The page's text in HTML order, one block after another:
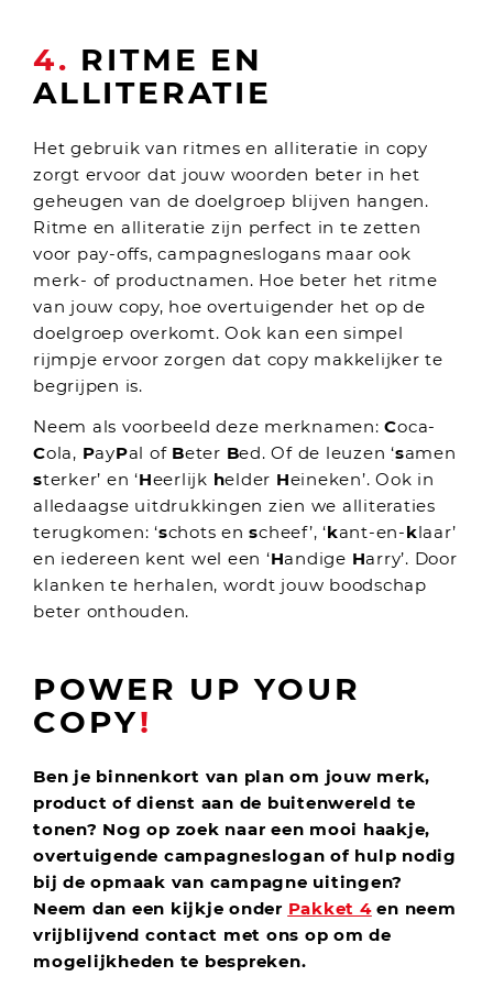
4. RITME EN
ALLITERATIE
Het gebruik van ritmes en alliteratie in copy
zorgt ervoor dat jouw woorden beter in het
geheugen van de doelgroep blijven hangen.
Ritme en alliteratie zijn perfect in te zetten
voor pay-offs, campagneslogans maar ook
merk- of productnamen. Hoe beter het ritme
van jouw copy, hoe overtuigender het op de
doelgroep overkomt. Ook kan een simpel
rijmpje ervoor zorgen dat copy makkelijker te
begrijpen is.
Neem als voorbeeld deze merknamen:Coca-
Cola, PayPal of Beter Bed. Of de leuzen ‘samen
sterker’ en ‘Heerlijk helder Heineken’. Ook in
alledaagse uitdrukkingen zien we alliteraties
terugkomen: ‘schots enscheef’, ‘kant-en-klaar’
en iedereen kent wel een ‘Handige Harry’. Door
klanken te herhalen, wordt jouw boodschap
beter onthouden.
POWER UP YOUR
COPY!
Ben je binnenkort van plan om jouw merk,
product of dienst aan de buitenwereld te
tonen? Nog op zoek naar een mooi haakje,
overtuigende campagneslogan of hulp nodig
bij de opmaak van campagne uitingen?
Neem dan een kijkje onder Pakket 4en neem
vrijblijvend contact met ons op om de
mogelijkheden te bespreken.